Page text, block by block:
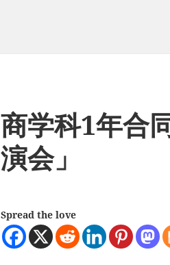
商学科1年合
演会」
Spread the love